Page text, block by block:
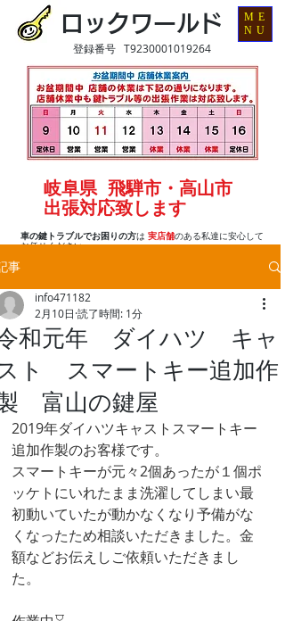
ロックワールド
車の鍵トラブルでお困りの方は 実店舗のある私達に安心して
お任せください
岐阜県 飛騨市・高山市
出張対応致します
登録番号 T9230001019264
ME
NU
事
和元年 ダイハツ キャ
ト スマートキー追加作
富山の鍵屋
info471182
2月10日 読了時間: 1分
2019年ダイハツキャストスマートキー
追加作製のお客様です。
スマートキーが元々2個あったが１個ポ
ッケトにいれたまま洗濯してしまい最
初動いていたが動かなくなり予備がな
くなったため相談いただきました。金
額などお伝えしご依頼いただきまし
た。